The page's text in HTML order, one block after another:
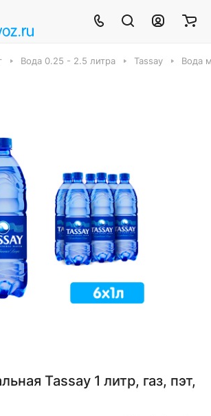
Вода 0.25 - 2.5 литра Tassay Вода
Tassay 1 литр, газ, пэт,